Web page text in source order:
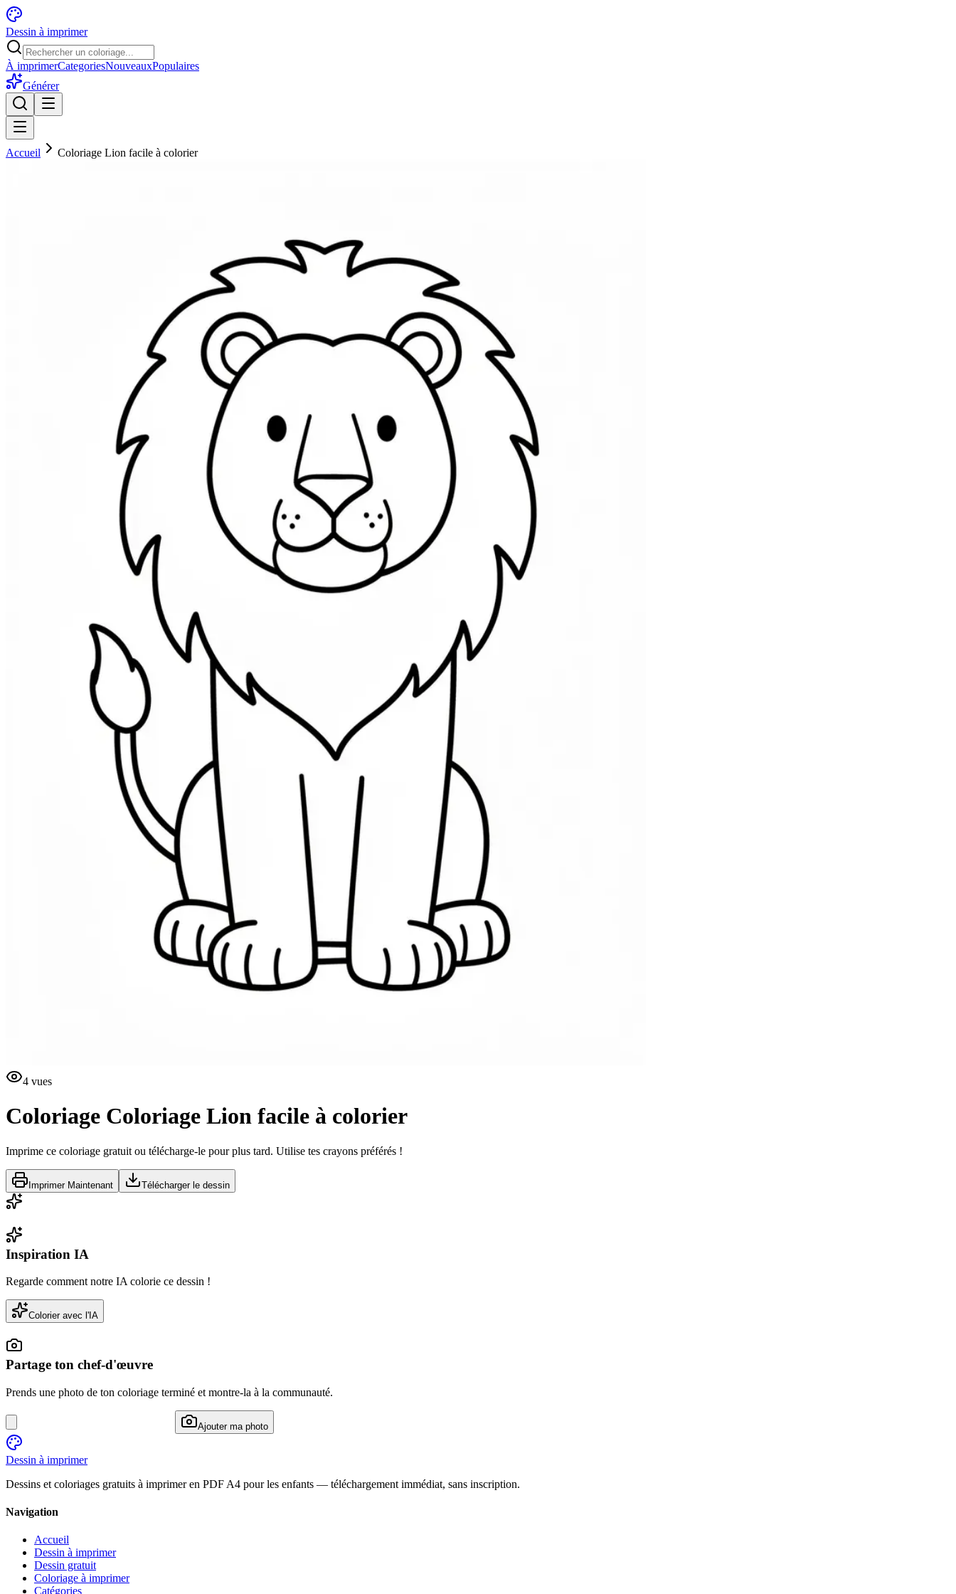
Dessin à imprimer
À imprimerCategoriesNouveauxPopulaires
Générer
Accueil Coloriage Lion facile à colorier
4 vues
Coloriage Coloriage Lion facile à colorier
Imprime ce coloriage gratuit ou télécharge-le pour plus tard. Utilise tes crayons préférés !
Imprimer Maintenant Télécharger le dessin
Inspiration IA
Regarde comment notre IA colorie ce dessin !
Colorier avec l'IA
Partage ton chef-d'œuvre
Prends une photo de ton coloriage terminé et montre-la à la communauté.
Ajouter ma photo
Dessin à imprimer
Dessins et coloriages gratuits à imprimer en PDF A4 pour les enfants — téléchargement immédiat, sans inscription.
Navigation
Accueil
Dessin à imprimer
Dessin gratuit
Coloriage à imprimer
Catégories